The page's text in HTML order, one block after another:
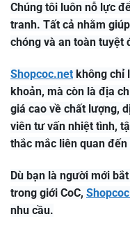
Chúng tôi luôn nỗ lực
tranh. Tất cả nhằm
chóng và an toàn tuyệt
Shopcoc.net không chỉ
khoản, mà còn là địa
giá cao về chất lượng,
viên tư vấn nhiệt tình,
thắc mắc liên quan
Dù bạn là người mới
trong giới CoC,
nhu cầu.